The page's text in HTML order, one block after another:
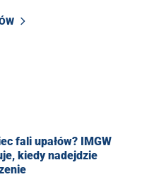
fali upałów? IMGW
kiedy nadejdzie